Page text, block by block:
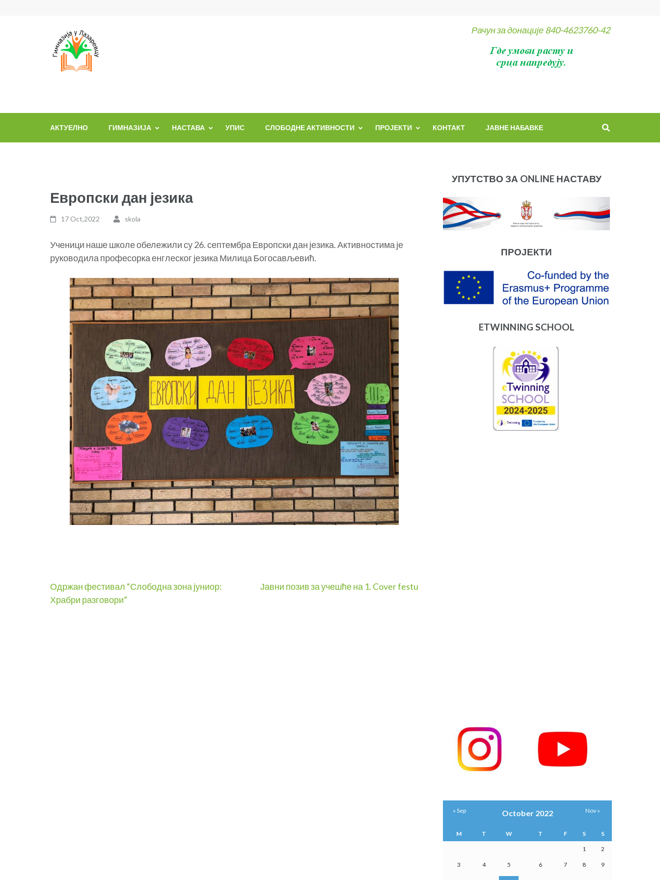
Рачун за донације 840-4623760-42
АКТУЕЛНО ГИМНАЗИЈА НАСТАВА УПИС СЛОБОДНЕ АКТИВНОСТИ ПРОЈЕКТИ КОНТАКТ ЈАВНЕ НАБАВКЕ
Европски дан језика
17 Oct,2022 skola
Ученици наше школе обележили су 26. септембра Европски дан језика. Активностима је
руководила професорка енглеског језика Милица Богосављевић.
Post
navigation
Одржан фестивал “Слободна зона јуниор:
Храбри разговори”
Јавни позив за учешће на 1. Cover festu
УПУТСТВО ЗА ONLINE НАСТАВУ
ПРОЈЕКТИ
ETWINNING SCHOOL
October 2022
M T W T F S S
1 2
3 4 5 6 7 8 9
« Sep Nov »